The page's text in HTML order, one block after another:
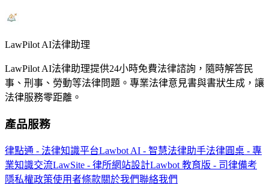
LawPilot AI法律助理
LawPilot AI法律助理提供24小時免費法律諮詢，隨時解答民
事、刑事、勞動等法律問題。專業法律意見書與書狀生成，讓
法律服務零距離。
產品服務
律點通 - 法律知識平台Lawbot AI - 智慧法律助手法律圓桌 - 專
業知識交流LawSite - 律所網站設計Lawbot 教育版 - 司律備考
隱私權政策使用者條款關於我們聯絡我們